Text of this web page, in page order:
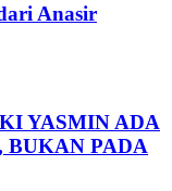
Anasir
YASMIN ADA
BUKAN PADA